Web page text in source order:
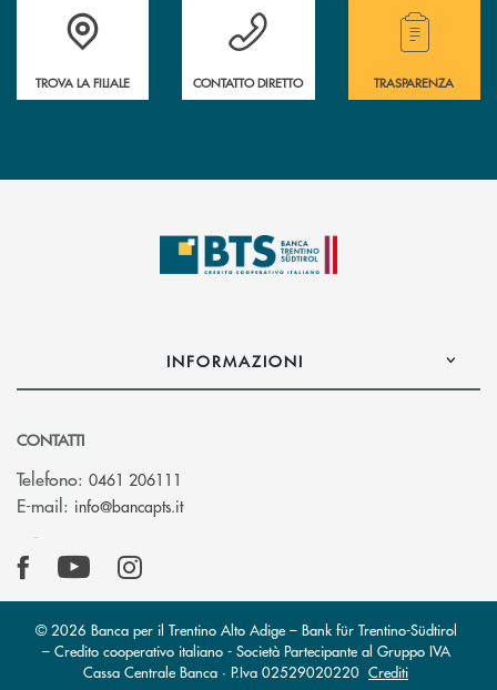
Accedi all' elenco completo delle filiali.
TROVA LA FILIALE
Hai bisogno di assistenza immediata?
CONTATTO DIRETTO
Hai bisogno di
TRASPARENZA
INFORMAZIONI
CONTATTI
Telefono: 0461 206111
E-mail: info@bancapts.it(si apre l’app di posta elettronica)
© 2026 Banca per il Trentino Alto Adige – Bank für Trentino-Südtirol
– Credito cooperativo italiano - Società Partecipante al Gruppo IVA
Cassa Centrale Banca · P.Iva 02529020220 Crediti